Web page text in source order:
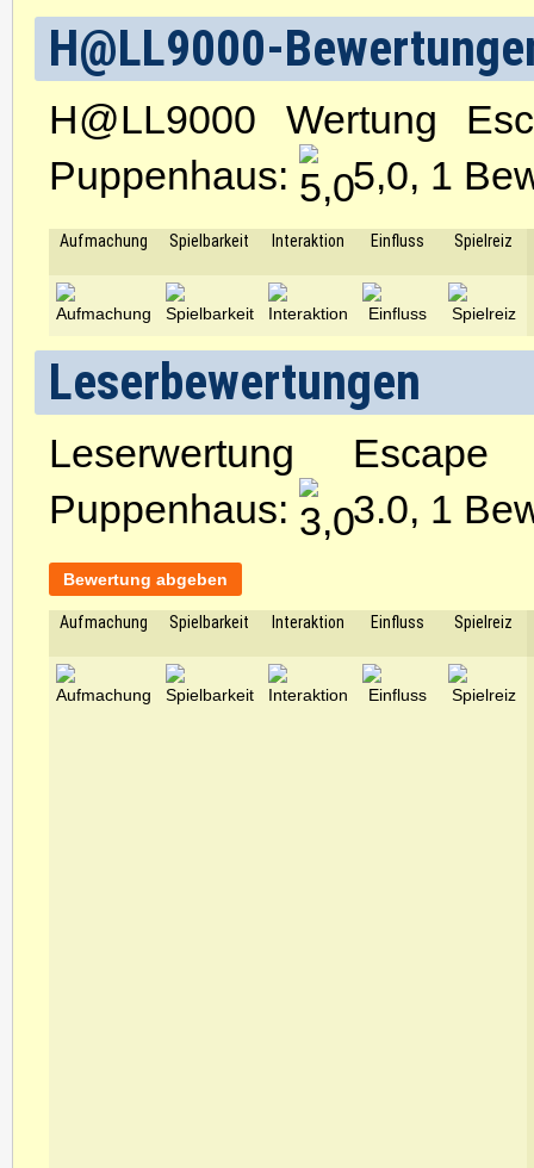
H@LL9000-
H@LL9000 Wertung
Puppenhaus:
5,0, 1
Aufmachung Spielbarkeit Interaktion Einfluss Spielreiz
Leserbewertungen
Leserwertung
Puppenhaus:
3.0, 1
Bewertung abgeben
Aufmachung Spielbarkeit Interaktion Einfluss Spielreiz